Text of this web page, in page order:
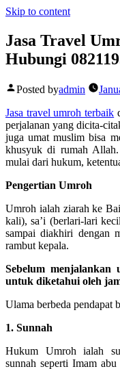
Skip to content
Jasa Travel
Hubungi
Posted byadmin
Jasa travel umroh terbaik
perjalanan yang dicita-
juga umat muslim bisa
khusyuk di rumah
mulai dari hukum,
Pengertian Umroh
Umroh ialah ziarah ke
kali), sa’i (berlari-lari
sampai diakhiri dengan
rambut kepala.
Sebelum
untuk diketahui oleh
Ulama berbeda pendapat
1. Sunnah
Hukum Umroh ialah
sunnah seperti Imam